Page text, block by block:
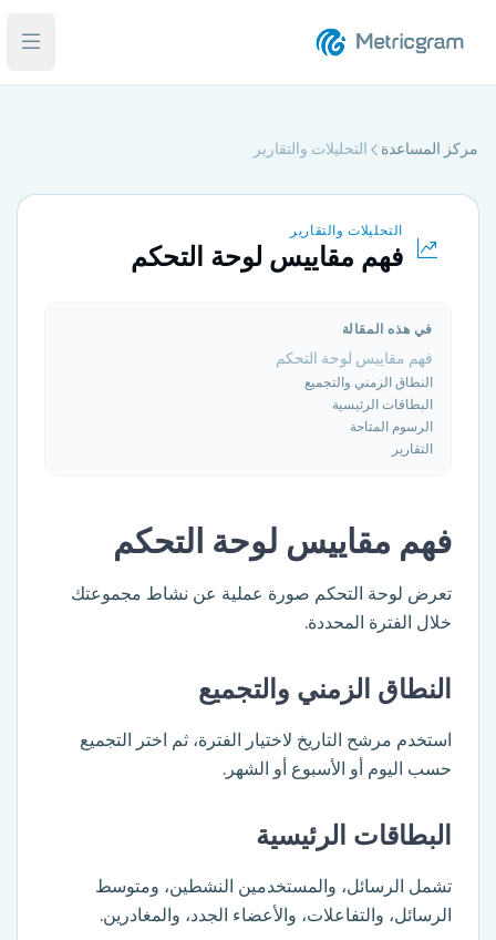
فتح
مركز المساعدة التحليلات والتقارير
التحليلات والتقارير
فهم مقاييس لوحة التحكم
في هذه المقالة
فهم مقاييس لوحة التحكم
النطاق الزمني والتجميع
البطاقات الرئيسية
الرسوم المتاحة
التقارير
فهم مقاييس لوحة التحكم
تعرض لوحة التحكم صورة عملية عن نشاط مجموعتك
خلال الفترة المحددة.
النطاق الزمني والتجميع
استخدم مرشح التاريخ لاختيار الفترة، ثم اختر التجميع
حسب اليوم أو الأسبوع أو الشهر.
البطاقات الرئيسية
تشمل الرسائل، والمستخدمين النشطين، ومتوسط
الرسائل، والتفاعلات، والأعضاء الجدد، والمغادرين.